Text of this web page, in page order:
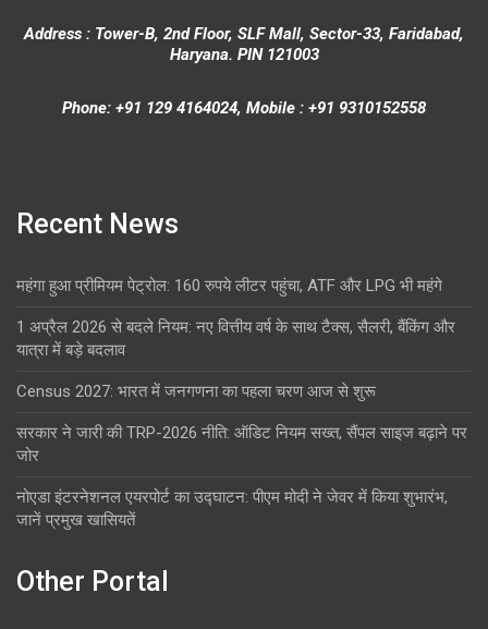
Address : Tower-B, 2nd Floor, SLF Mall, Sector-33, Faridabad,
Haryana. PIN 121003
Phone: +91 129 4164024, Mobile : +91 9310152558
Recent News
महंगा हुआ प्रीमियम पेट्रोल: 160 रुपये लीटर पहुंचा, ATF और LPG भी महंगे
1 अप्रैल 2026 से बदले नियम: नए वित्तीय वर्ष के साथ टैक्स, सैलरी, बैंकिंग और
यात्रा में बड़े बदलाव
Census 2027: भारत में जनगणना का पहला चरण आज से शुरू
सरकार ने जारी की TRP-2026 नीति: ऑडिट नियम सख्त, सैंपल साइज बढ़ाने पर
जोर
नोएडा इंटरनेशनल एयरपोर्ट का उद्घाटन: पीएम मोदी ने जेवर में किया शुभारंभ,
जानें प्रमुख खासियतें
Other Portal